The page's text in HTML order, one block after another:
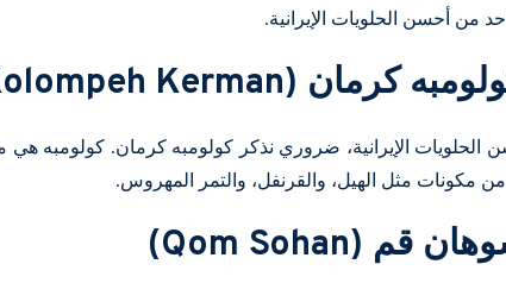
من أحسن الحلويات الإيرانية.
الحلويات الإيرانية، ضروري نذكر كولومبه كرمان. كولومبه هي
مكونات مثل الهيل، والقرنفل، والتمر المهروس.